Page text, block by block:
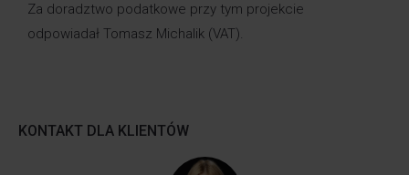
Za doradztwo podatkowe przy tym projekcie
odpowiadał Tomasz Michalik (VAT).
KONTAKT DLA KLIENTÓW